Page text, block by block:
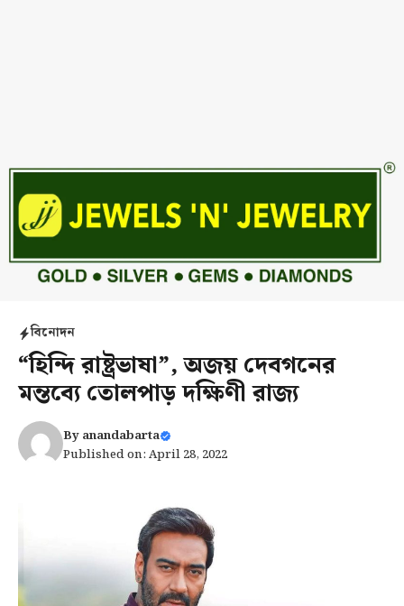
বিনোদন
“হিন্দি রাষ্ট্রভাষা”, অজয় দেবগনের
মন্তব্যে তোলপাড় দক্ষিণী রাজ্য
Byanandabarta
Published on: April 28, 2022